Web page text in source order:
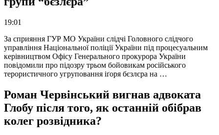
19:01
За сприяння ГУР МО України слідчі Головного слідчого
управління Національної поліції України під процесуальним
керівництвом Офісу Генерального прокурора України
повідомили про підозру трьом бойовикам російського
терористичного угруповання іґоря бєзлєра на …
Роман Червінський вигнав адвоката
Глобу після того, як останній обібрав
колег розвідника?